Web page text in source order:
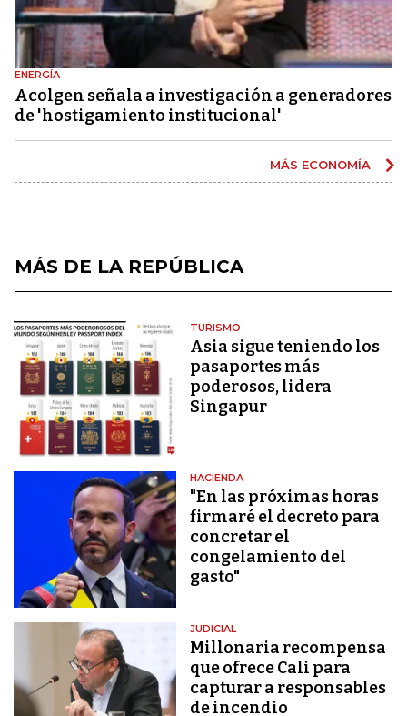
ENERGÍA
Acolgen señala a investigación a generadores
de 'hostigamiento institucional'
MÁS ECONOMÍA
MÁS DE LA REPÚBLICA
TURISMO
Asia sigue teniendo los
pasaportes más
poderosos, lidera
Singapur
HACIENDA
"En las próximas horas
firmaré el decreto para
concretar el
congelamiento del
gasto"
JUDICIAL
Millonaria recompensa
que ofrece Cali para
capturar a responsables
de incendio